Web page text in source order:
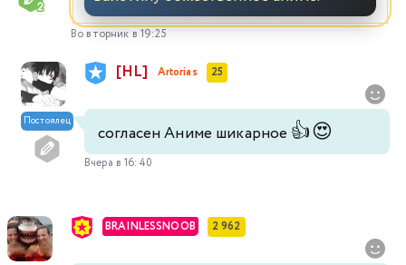
Во вторник в 19:25
Постоялец
[HL] Artorias 25
согласен Аниме шикарное 👍😍
Вчера в 16:40
BRAINLESSNOOB 2 962